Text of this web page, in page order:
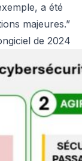
a été
majeures.”
de 2024